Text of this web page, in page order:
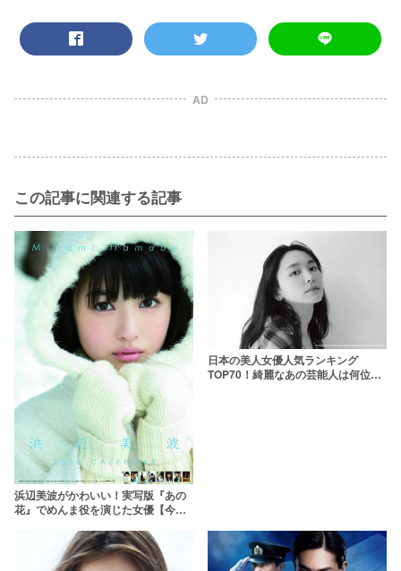
AD
この記事に関連する記事
浜辺美波がかわいい！実写版『あの
花』でめんま役を演じた女優【今度
日本の美人女優人気ランキング
TOP70！綺麗なあの芸能人は何位？